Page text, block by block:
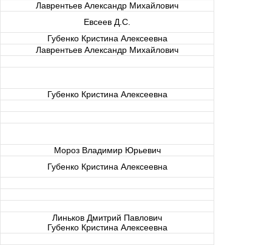
Лаврентьев Александр Михайлович
Евсеев Д.С.
Губенко Кристина Алексеевна
Лаврентьев Александр Михайлович
Губенко Кристина Алексеевна
Мороз Владимир Юрьевич
Губенко Кристина Алексеевна
Линьков Дмитрий Павлович
Губенко Кристина Алексеевна